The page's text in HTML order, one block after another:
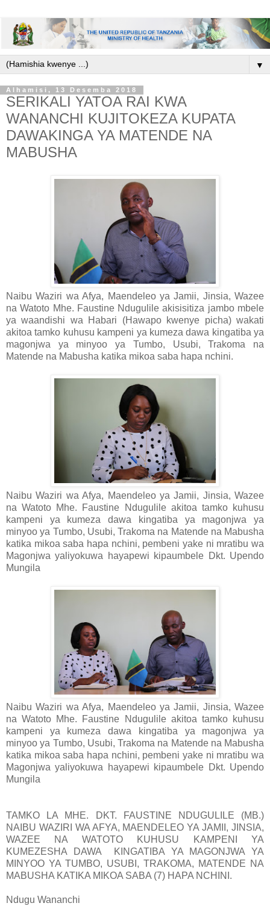
▼
Alhamisi, 13 Desemba 2018
SERIKALI YATOA RAI KWA
WANANCHI KUJITOKEZA KUPATA
DAWAKINGA YA MATENDE NA
MABUSHA
Naibu Waziri wa Afya, Maendeleo ya Jamii, Jinsia, Wazee
na Watoto Mhe. Faustine Ndugulile akisisitiza jambo mbele
ya waandishi wa Habari (Hawapo kwenye picha) wakati
akitoa tamko kuhusu kampeni ya kumeza dawa kingatiba ya
magonjwa ya minyoo ya Tumbo, Usubi, Trakoma na
Matende na Mabusha katika mikoa saba hapa nchini.
Naibu Waziri wa Afya, Maendeleo ya Jamii, Jinsia, Wazee
na Watoto Mhe. Faustine Ndugulile akitoa tamko kuhusu
kampeni ya kumeza dawa kingatiba ya magonjwa ya
minyoo ya Tumbo, Usubi, Trakoma na Matende na Mabusha
katika mikoa saba hapa nchini, pembeni yake ni mratibu wa
Magonjwa yaliyokuwa hayapewi kipaumbele Dkt. Upendo
Mungila
Naibu Waziri wa Afya, Maendeleo ya Jamii, Jinsia, Wazee
na Watoto Mhe. Faustine Ndugulile akitoa tamko kuhusu
kampeni ya kumeza dawa kingatiba ya magonjwa ya
minyoo ya Tumbo, Usubi, Trakoma na Matende na Mabusha
katika mikoa saba hapa nchini, pembeni yake ni mratibu wa
Magonjwa yaliyokuwa hayapewi kipaumbele Dkt. Upendo
Mungila
TAMKO LA MHE. DKT. FAUSTINE NDUGULILE (MB.)
NAIBU WAZIRI WA AFYA, MAENDELEO YA JAMII, JINSIA,
WAZEE NA WATOTO KUHUSU KAMPENI YA
KUMEZESHA DAWA KINGATIBA YA MAGONJWA YA
MINYOO YA TUMBO, USUBI, TRAKOMA, MATENDE NA
MABUSHA KATIKA MIKOA SABA (7) HAPA NCHINI.
Ndugu Wananchi